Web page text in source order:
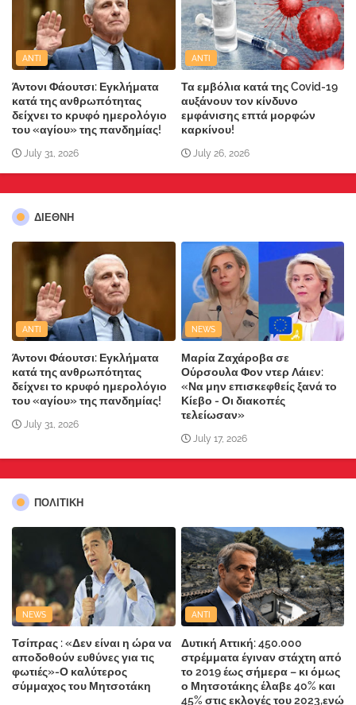
ANTI
Άντονι Φάουτσι: Εγκλήματα
κατά της ανθρωπότητας
δείχνει το κρυφό ημερολόγιο
του «αγίου» της πανδημίας!
July 31, 2026
ANTI
Τα εμβόλια κατά της Covid-19
αυξάνουν τον κίνδυνο
εμφάνισης επτά μορφών
καρκίνου!
July 26, 2026
ΔΙΕΘΝΗ
ANTI
Άντονι Φάουτσι: Εγκλήματα
κατά της ανθρωπότητας
δείχνει το κρυφό ημερολόγιο
του «αγίου» της πανδημίας!
July 31, 2026
NEWS
Μαρία Ζαχάροβα σε
Ούρσουλα Φον ντερ Λάιεν:
«Να μην επισκεφθείς ξανά το
Κίεβο - Οι διακοπές
τελείωσαν»
July 17, 2026
ΠΟΛΙΤΙΚΗ
NEWS
Τσίπρας : «Δεν είναι η ώρα να
αποδοθούν ευθύνες για τις
φωτιές»-Ο καλύτερος
σύμμαχος του Μητσοτάκη
ANTI
Δυτική Αττική: 450.000
στρέμματα έγιναν στάχτη από
το 2019 έως σήμερα – κι όμως
ο Μητσοτάκης έλαβε 40% και
45% στις εκλογές του 2023,ενώ